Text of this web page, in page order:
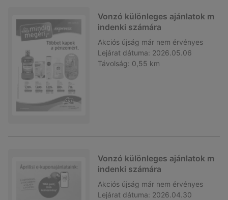
Vonzó különleges ajánlatok m
indenki számára
Akciós újság már nem érvényes
Lejárat dátuma: 2026.05.06
Távolság: 0,55 km
Vonzó különleges ajánlatok m
indenki számára
Akciós újság már nem érvényes
Lejárat dátuma: 2026.04.30